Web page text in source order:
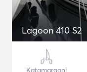
Lagoon 410 S2
Katamaraani